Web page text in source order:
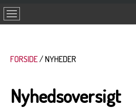
FORSIDE NYHEDER
Nyhedsoversigt